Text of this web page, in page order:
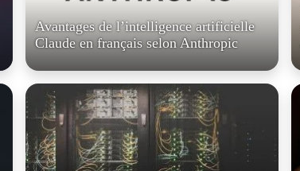
Avantages de l’intelligence artificielle
Claude en français selon Anthropic